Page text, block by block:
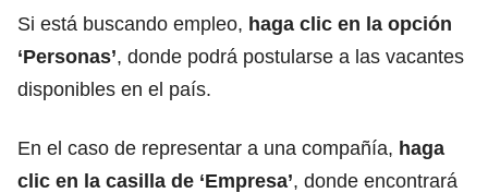
Si está buscando empleo, haga clic en la opción
‘Personas’, donde podrá postularse a las vacantes
disponibles en el país.
En el caso de representar a una compañía, haga
clic en la casilla de ‘Empresa’, donde encontrará